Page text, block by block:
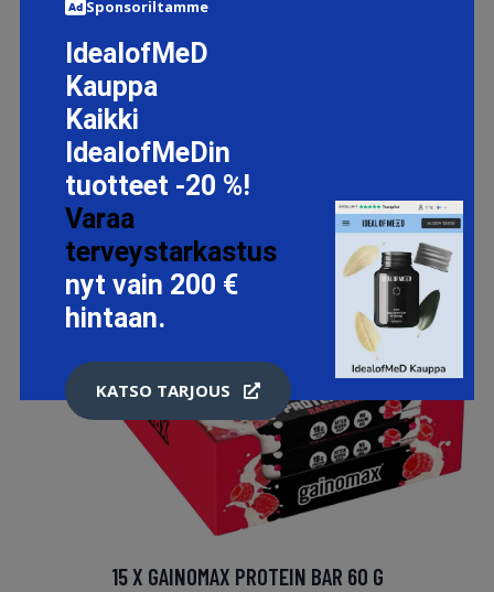
15 X GAINOMAX PROTEIN BAR 60 G
Sponsoriltamme
IdealofMeD
Kauppa
Kaikki
IdealofMeDin
tuotteet -20 %!
Varaa
terveystarkastus
nyt vain 200 €
hintaan.
KATSO TARJOUS